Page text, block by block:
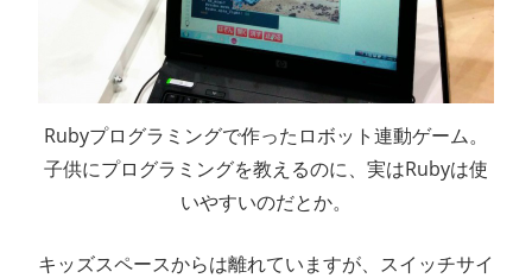
Rubyプログラミングで作ったロボット連動ゲーム。
子供にプログラミングを教えるのに、実はRubyは使
いやすいのだとか。
キッズスペースからは離れていますが、スイッチサイ